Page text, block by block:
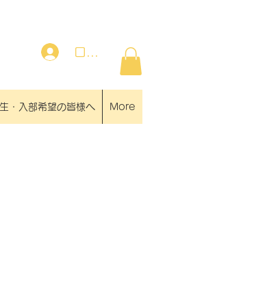
ログイン
・入部希望の皆様へ More